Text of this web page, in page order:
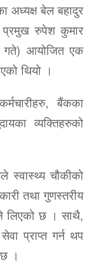
अध्यक्ष बेल बहादुर
प्रमुख रुपेश कुमार
गते) आयोजित एक
थियो ।
बैंकका
व्यक्तिहरुको
स्वास्थ्य चौकीको
तथा गुणस्तरीय
लिएको छ । साथै,
प्राप्त गर्न थप
।